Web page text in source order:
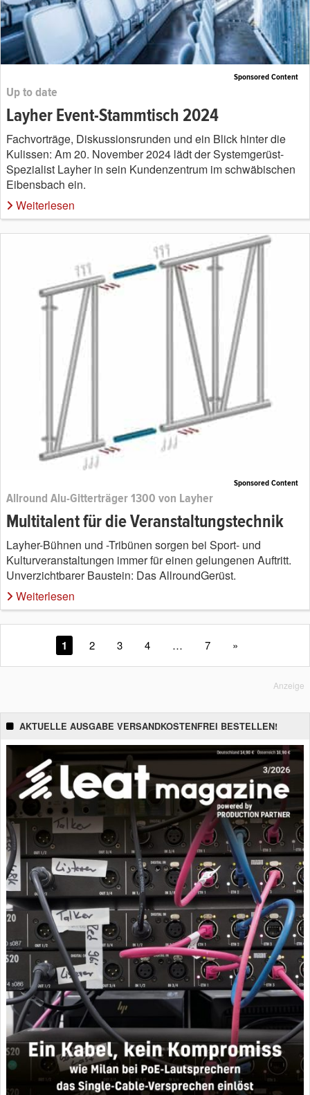
Sponsored Content
Up to date
Layher Event-Stammtisch 2024
Fachvorträge, Diskussionsrunden und ein Blick hinter die
Kulissen: Am 20. November 2024 lädt der Systemgerüst-
Spezialist Layher in sein Kundenzentrum im schwäbischen
Eibensbach ein.
Weiterlesen
Sponsored Content
Allround Alu-Gitterträger 1300 von Layher
Multitalent für die Veranstaltungstechnik
Layher-Bühnen und -Tribünen sorgen bei Sport- und
Kulturveranstaltungen immer für einen gelungenen Auftritt.
Unverzichtbarer Baustein: Das AllroundGerüst.
Weiterlesen
1 2 3 4 … 7 »
Anzeige
AKTUELLE AUSGABE VERSANDKOSTENFREI BESTELLEN!